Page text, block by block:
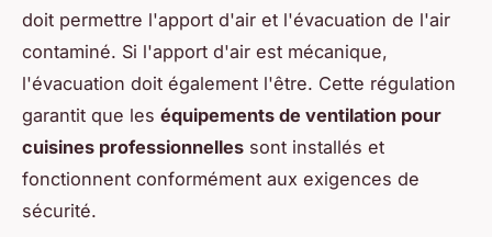
doit permettre l'apport d'air et l'évacuation de l'air
contaminé. Si l'apport d'air est mécanique,
l'évacuation doit également l'être. Cette régulation
garantit que les équipements de ventilation pour
cuisines professionnelles sont installés et
fonctionnent conformément aux exigences de
sécurité.